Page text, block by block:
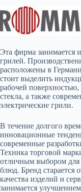
Эта фирма занимается
грилей.
расположены в
стоит выделить
рабочей поверхностью,
стекла, а также
электрические грили.
В течение долгого
инновационные
современные
Техника торговой
отличным выбором для
блюд. Бренд старается
качества изделий и
занимается